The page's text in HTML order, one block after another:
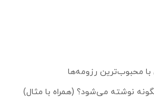
با محبوب‌ترین رزومه‌ها
نوشته می‌شود؟ (همراه با مثال)